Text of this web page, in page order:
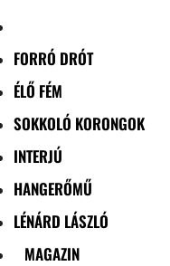
FORRÓ DRÓT
ÉLŐ FÉM
SOKKOLÓ KORONGOK
INTERJÚ
HANGERŐMŰ
LÉNÁRD LÁSZLÓ
MAGAZIN